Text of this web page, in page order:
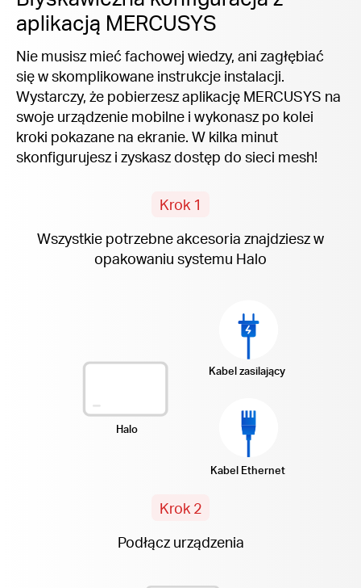
aplikacją MERCUSYS
Nie musisz mieć fachowej wiedzy, ani zagłębiać
się w skomplikowane instrukcje instalacji.
Wystarczy, że pobierzesz aplikację MERCUSYS na
swoje urządzenie mobilne i wykonasz po kolei
kroki pokazane na ekranie. W kilka minut
skonfigurujesz i zyskasz dostęp do sieci mesh!
Krok 1
Wszystkie potrzebne akcesoria znajdziesz w
opakowaniu systemu Halo
Halo
Kabel zasilający
Kabel Ethernet
Krok 2
Podłącz urządzenia